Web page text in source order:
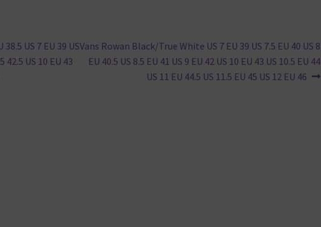
US 7 EU 39 US
42.5 US 10 EU 43
Nächster
Beitrag:
Vans Rowan Black/True White US 7 EU 39 US 7.5 EU 40 US 8
EU 40.5 US 8.5 EU 41 US 9 EU 42 US 10 EU 43 US 10.5 EU 44
US 11 EU 44.5 US 11.5 EU 45 US 12 EU 46